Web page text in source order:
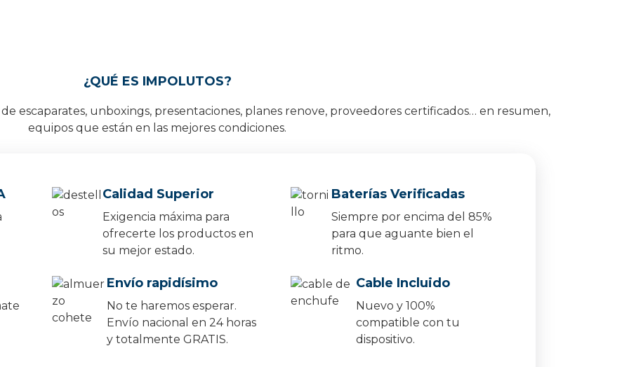
¿QUÉ ES IMPOLUTOS?
escaparates, unboxings, presentaciones, planes renove, proveedores certificados… en resumen,
equipos que están en las mejores condiciones.
Calidad Superior
Exigencia máxima para
ofrecerte los productos en
su mejor estado.
Baterías Verificadas
Siempre por encima del 85%
para que aguante bien el
ritmo.
Envío rapidísimo
No te haremos esperar.
Envío nacional en 24 horas
y totalmente GRATIS.
Cable Incluido
Nuevo y 100%
compatible con tu
dispositivo.